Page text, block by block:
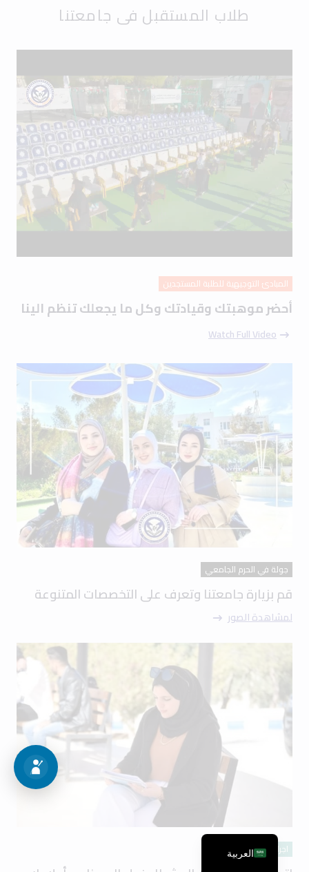
طلاب المستقبل في جامعتنا
المبادئ التوجيهية للطلبة المستجدين
أحضر موهبتك وقيادتك وكل ما يجعلك تنظم الينا
Watch Full Video
جولة في الحرم الجامعي
قم بزيارة جامعتنا وتعرف على التخصصات المتنوعة
لمشاهدة الصور
اجراءات القبولالعربية